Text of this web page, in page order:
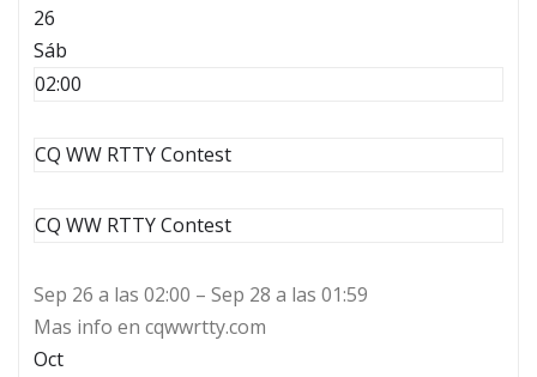
26
Sáb
02:00
CQ WW RTTY Contest
CQ WW RTTY Contest
Sep 26 a las 02:00 – Sep 28 a las 01:59
Mas info en cqwwrtty.com
Oct